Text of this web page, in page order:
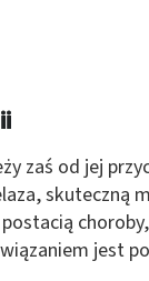
zaś od jej
skuteczną
jest